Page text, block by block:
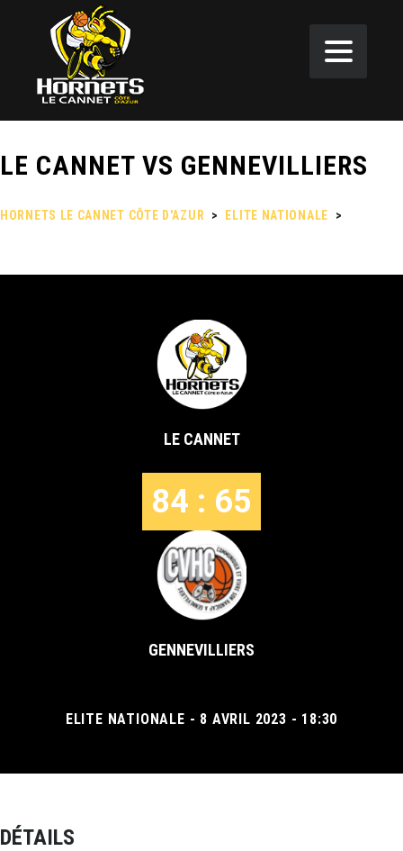
LE CANNET VS GENNEVILLIERS
HORNETS LE CANNET CÔTE D'AZUR > ELITE NATIONALE >
LE CANNET
84 : 65
GENNEVILLIERS
ELITE NATIONALE - 8 AVRIL 2023 - 18:30
DÉTAILS